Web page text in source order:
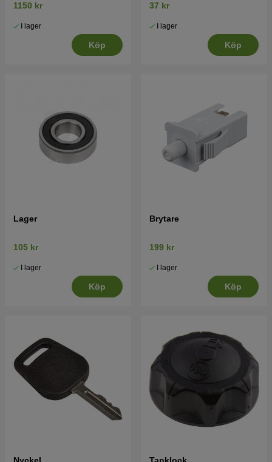
1150 kr
I lager
Köp
37 kr
I lager
Köp
Lager
105 kr
I lager
Köp
Brytare
199 kr
I lager
Köp